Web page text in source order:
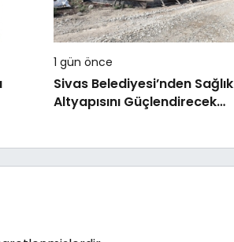
1 gün önce
Sivas Belediyesi’nden Sağlık
Altyapısını Güçlendirecek